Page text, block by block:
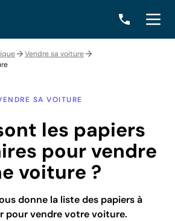
Vendre sa voiture
SA VOITURE
les papiers
pour vendre
voiture ?
donne la liste des papiers à
pour vendre votre voiture.